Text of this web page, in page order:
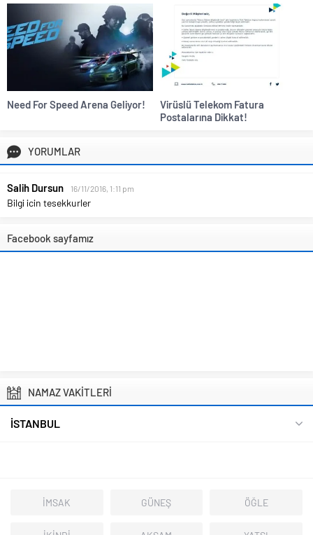
Need For Speed Arena Geliyor!
Virüslü Telekom Fatura
Postalarına Dikkat!
YORUMLAR
Salih Dursun 16/11/2016, 1:11 pm
Bilgi icin tesekkurler
Facebook sayfamız
NAMAZ VAKİTLERİ
İSTANBUL
İMSAK GÜNEŞ ÖĞLE